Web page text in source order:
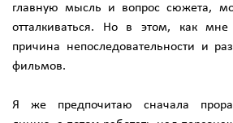
главную мысль и вопрос сюжета,
отталкиваться. Но в этом, как мне
причина непоследовательности и
фильмов.
Я же предпочитаю сначала